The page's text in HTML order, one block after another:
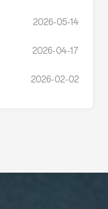
2026-05-14
2026-04-17
2026-02-02